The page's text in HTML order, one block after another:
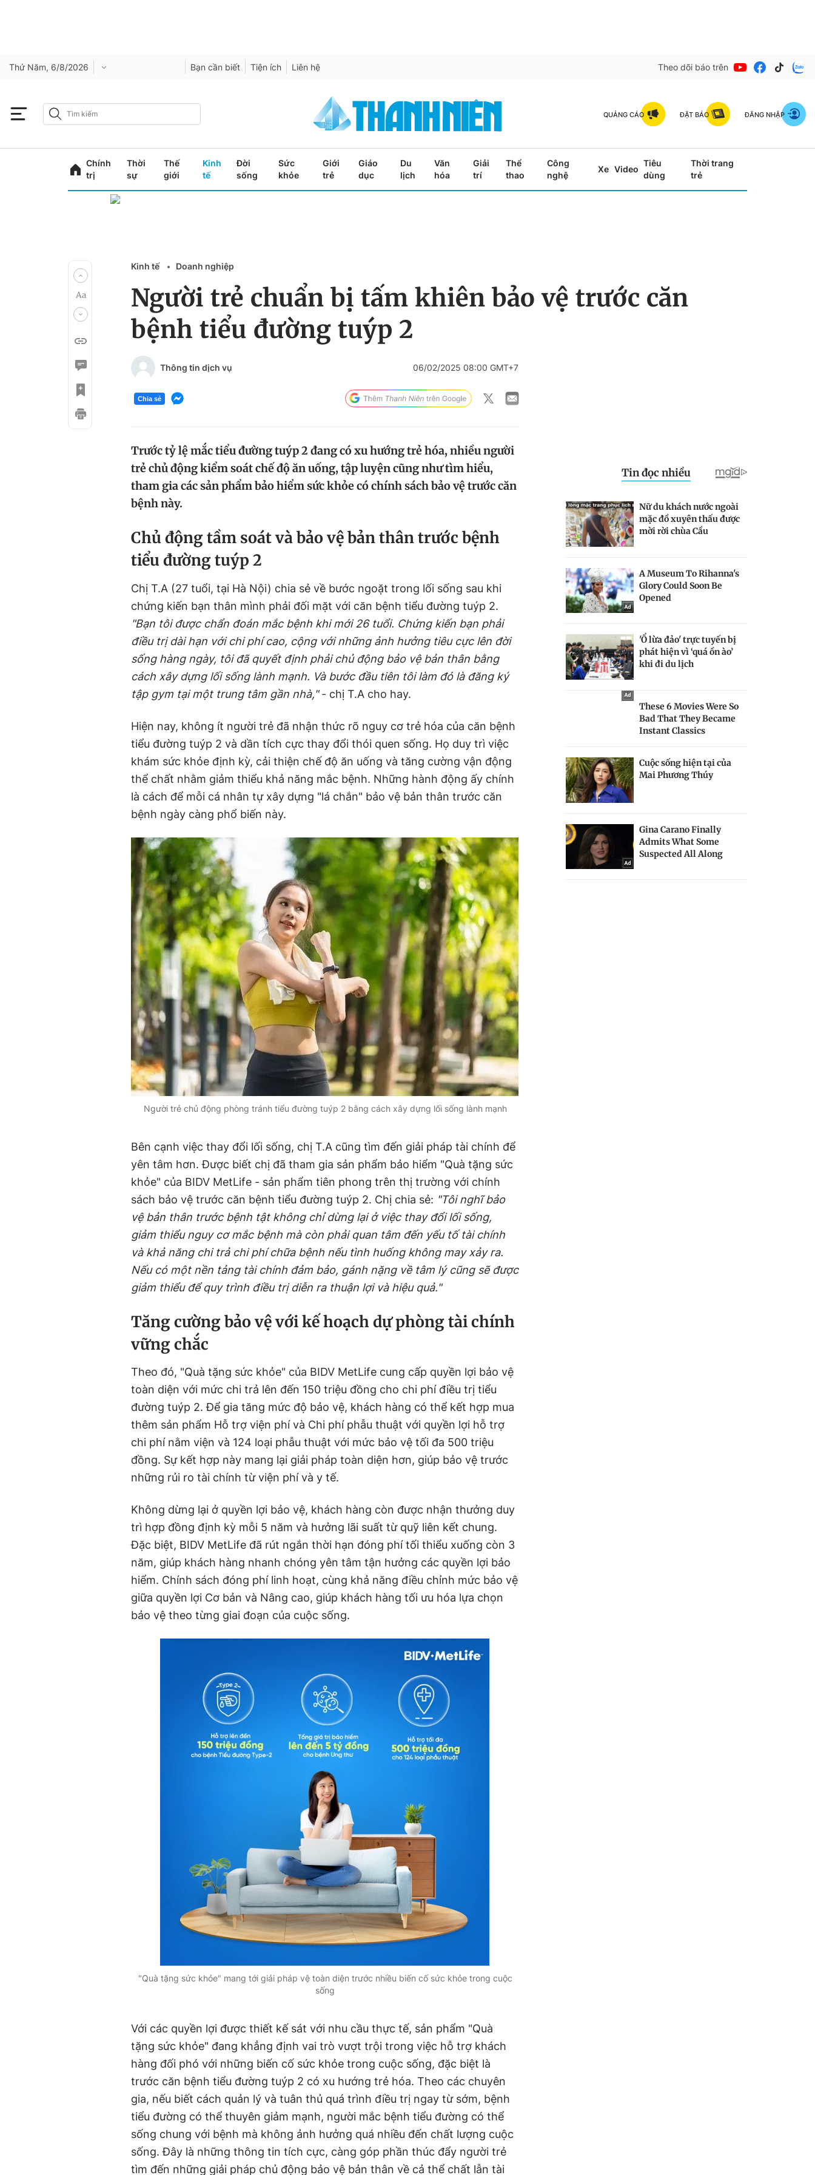
Thứ Năm, 6/8/2026 Bạn cần biết Tiện ích Liên hệ Theo dõi báo trên
QUẢNG CÁO ĐẶT BÁO ĐĂNG NHẬP
Chính
trị
Thời
sự
Thế
giới
Kinh
tế
Đời
sống
Sức
khỏe
Giới
trẻ
Giáo
dục
Du
lịch
Văn
hóa
Giải
trí
Thể
thao
Công
nghệ
Xe Video
Tiêu
dùng
Thời trang
trẻ
Kinh tế Doanh nghiệp
Người trẻ chuẩn bị tấm khiên bảo vệ trước căn
bệnh tiểu đường tuýp 2
Thông tin dịch vụ 06/02/2025 08:00 GMT+7
Chia sẻ
Trước tỷ lệ mắc tiểu đường tuýp 2 đang có xu hướng trẻ hóa, nhiều người
trẻ chủ động kiểm soát chế độ ăn uống, tập luyện cũng như tìm hiểu,
tham gia các sản phẩm bảo hiểm sức khỏe có chính sách bảo vệ trước căn
bệnh này.
Chủ động tầm soát và bảo vệ bản thân trước bệnh
tiểu đường tuýp 2
Chị T.A (27 tuổi, tại Hà Nội) chia sẻ về bước ngoặt trong lối sống sau khi
chứng kiến bạn thân mình phải đối mặt với căn bệnh tiểu đường tuýp 2.
"Bạn tôi được chẩn đoán mắc bệnh khi mới 26 tuổi. Chứng kiến bạn phải
điều trị dài hạn với chi phí cao, cộng với những ảnh hưởng tiêu cực lên đời
sống hàng ngày, tôi đã quyết định phải chủ động bảo vệ bản thân bằng
cách xây dựng lối sống lành mạnh. Và bước đầu tiên tôi làm đó là đăng ký
tập gym tại một trung tâm gần nhà,"- chị T.A cho hay.
Hiện nay, không ít người trẻ đã nhận thức rõ nguy cơ trẻ hóa của căn bệnh
tiểu đường tuýp 2 và dần tích cực thay đổi thói quen sống. Họ duy trì việc
khám sức khỏe định kỳ, cải thiện chế độ ăn uống và tăng cường vận động
thể chất nhằm giảm thiểu khả năng mắc bệnh. Những hành động ấy chính
là cách để mỗi cá nhân tự xây dựng "lá chắn" bảo vệ bản thân trước căn
bệnh ngày càng phổ biến này.
Người trẻ chủ động phòng tránh tiểu đường tuýp 2 bằng cách xây dựng lối sống lành mạnh
Bên cạnh việc thay đổi lối sống, chị T.A cũng tìm đến giải pháp tài chính để
yên tâm hơn. Được biết chị đã tham gia sản phẩm bảo hiểm "Quà tặng sức
khỏe" của BIDV MetLife - sản phẩm tiên phong trên thị trường với chính
sách bảo vệ trước căn bệnh tiểu đường tuýp 2. Chị chia sẻ: "Tôi nghĩ bảo
vệ bản thân trước bệnh tật không chỉ dừng lại ở việc thay đổi lối sống,
giảm thiểu nguy cơ mắc bệnh mà còn phải quan tâm đến yếu tố tài chính
và khả năng chi trả chi phí chữa bệnh nếu tình huống không may xảy ra.
Nếu có một nền tảng tài chính đảm bảo, gánh nặng về tâm lý cũng sẽ được
giảm thiểu để quy trình điều trị diễn ra thuận lợi và hiệu quả."
Tăng cường bảo vệ với kế hoạch dự phòng tài chính
vững chắc
Theo đó, "Quà tặng sức khỏe" của BIDV MetLife cung cấp quyền lợi bảo vệ
toàn diện với mức chi trả lên đến 150 triệu đồng cho chi phí điều trị tiểu
đường tuýp 2. Để gia tăng mức độ bảo vệ, khách hàng có thể kết hợp mua
thêm sản phẩm Hỗ trợ viện phí và Chi phí phẫu thuật với quyền lợi hỗ trợ
chi phí nằm viện và 124 loại phẫu thuật với mức bảo vệ tối đa 500 triệu
đồng. Sự kết hợp này mang lại giải pháp toàn diện hơn, giúp bảo vệ trước
những rủi ro tài chính từ viện phí và y tế.
Không dừng lại ở quyền lợi bảo vệ, khách hàng còn được nhận thưởng duy
trì hợp đồng định kỳ mỗi 5 năm và hưởng lãi suất từ quỹ liên kết chung.
Đặc biệt, BIDV MetLife đã rút ngắn thời hạn đóng phí tối thiểu xuống còn 3
năm, giúp khách hàng nhanh chóng yên tâm tận hưởng các quyền lợi bảo
hiểm. Chính sách đóng phí linh hoạt, cùng khả năng điều chỉnh mức bảo vệ
giữa quyền lợi Cơ bản và Nâng cao, giúp khách hàng tối ưu hóa lựa chọn
bảo vệ theo từng giai đoạn của cuộc sống.
"Quà tặng sức khỏe" mang tới giải pháp vệ toàn diện trước nhiều biến cố sức khỏe trong cuộc
sống
Với các quyền lợi được thiết kế sát với nhu cầu thực tế, sản phẩm "Quà
tặng sức khỏe" đang khẳng định vai trò vượt trội trong việc hỗ trợ khách
hàng đối phó với những biến cố sức khỏe trong cuộc sống, đặc biệt là
trước căn bệnh tiểu đường tuýp 2 có xu hướng trẻ hóa. Theo các chuyên
gia, nếu biết cách quản lý và tuân thủ quá trình điều trị ngay từ sớm, bệnh
tiểu đường có thể thuyên giảm mạnh, người mắc bệnh tiểu đường có thể
sống chung với bệnh mà không ảnh hưởng quá nhiều đến chất lượng cuộc
sống. Đây là những thông tin tích cực, càng góp phần thúc đẩy người trẻ
tìm đến những giải pháp chủ động bảo vệ bản thân về cả thể chất lẫn tài